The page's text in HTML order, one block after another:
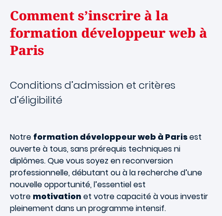
Comment s’inscrire à la
formation développeur web à
Paris
Conditions d’admission et critères
d’éligibilité
Notre formation développeur web à Parisest
ouverte à tous, sans prérequis techniques ni
diplômes. Que vous soyez en reconversion
professionnelle, débutant ou à la recherche d’une
nouvelle opportunité, l’essentiel est
votre motivationet votre capacité à vous investir
pleinement dans un programme intensif.